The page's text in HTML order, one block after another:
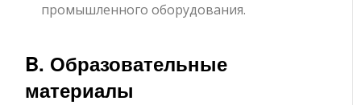
промышленного оборудования.
B. Образовательные
материалы